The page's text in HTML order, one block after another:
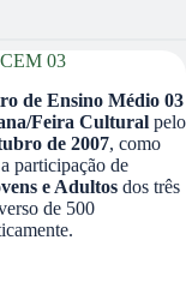
03
de Ensino Médio 03
Feira Cultural pelo
de 2007, como
participação de
e Adultos dos três
de 500